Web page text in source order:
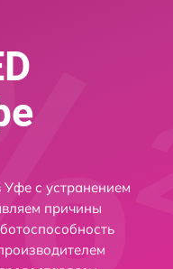
с устранением
причины